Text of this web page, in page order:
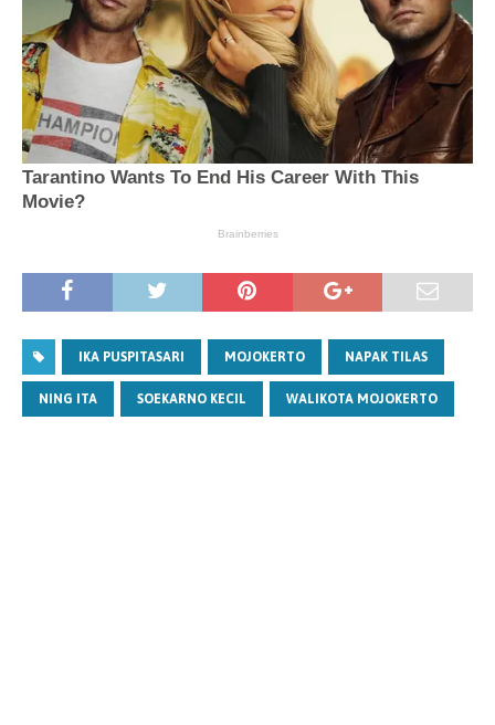
IKA PUSPITASARI MOJOKERTO NAPAK TILAS
NING ITA SOEKARNO KECIL WALIKOTA MOJOKERTO